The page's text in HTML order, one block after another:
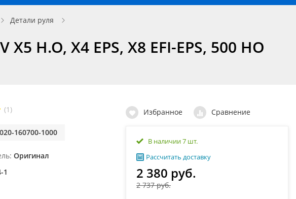
Детали руля
H.O, X4 EPS, X8 EFI-EPS, 500 HO
(1)
160700-1000
Оригинал
1
Избранное Сравнение
В наличии 7 шт.
Рассчитать доставку
2 380 руб.
2 737 руб.